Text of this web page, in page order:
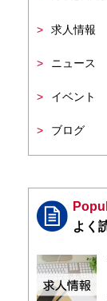
求人情報
ニュース
イベント
ブログ